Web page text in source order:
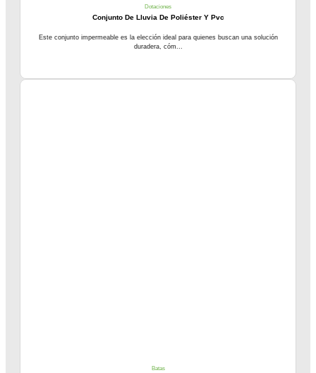
Dotaciones
Conjunto De Lluvia De Poliéster Y Pvc
Este conjunto impermeable es la elección ideal para quienes buscan una solución
duradera, cóm...
Batas